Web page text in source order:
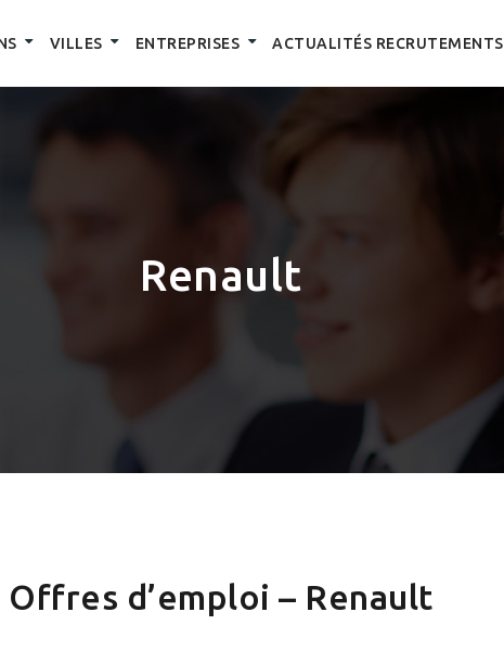
VILLES ENTREPRISES ACTUALITÉS RECRUTEMENTS
Renault
Offres d’emploi – Renault